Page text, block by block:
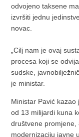
odvojeno taksene
izvršiti jednu
novac.
„Cilj nam je ovaj
procesa koji se
sudske,
je ministar.
Ministar Pavić
od 13 milijardi kuna
društvene
modernizaciju javne